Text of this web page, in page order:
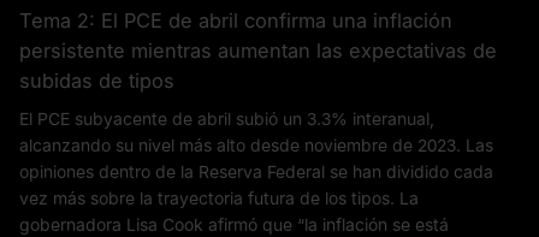
Tema 2: El PCE de abril confirma una inflación
persistente mientras aumentan las expectativas de
subidas de tipos
El PCE subyacente de abril subió un 3.3% interanual,
alcanzando su nivel más alto desde noviembre de 2023. Las
opiniones dentro de la Reserva Federal se han dividido cada
vez más sobre la trayectoria futura de los tipos. La
gobernadora Lisa Cook afirmó que “la inflación se está